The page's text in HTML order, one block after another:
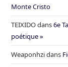
Monte Cristo
TEIXIDOdans6e
poétique »
Weaponhzidans